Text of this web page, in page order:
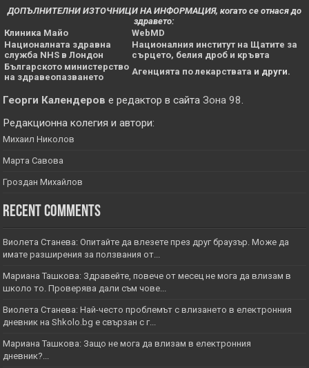
ДОПЪЛНИТЕЛНИ ИЗТОЧНИЦИ НА ИНФОРМАЦИЯ, когато се отнася до
здравето:
Клиника Майо
WebMD
Националната здравна
служба NHS в Лондон
Националния институт на Щатите за
сърцето, белия дроб и кръвта
Българското министерство
на здравеопазването
Агенцията по лекарствата и други.
Георги Календеров е редактор в сайтаЗона 98.
Редакционна колегия и автори:
Михаил Николов
Марта Савова
Гроздан Михайлов
Recent Comments
Виолета Станева: Опитайте да влезете през друг браузър. Може да
имате разширения за ползвания от...
Мариана Ташкова: Здравейте, повече от месец не мога да влизам в
школо то. Проверява дали съм чове...
Виолета Станева: Най-често проблемът с влизането в електронния
дневник на Shkolo.bg е свързан с г...
Мариана Ташкова: Защо не мога да влизам в електронния
дневник?...